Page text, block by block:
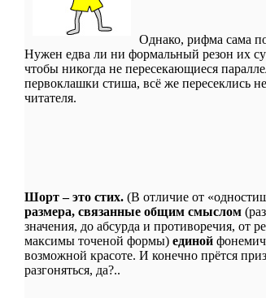
Однако, рифма сама
Нужен едва ли ни формальный резон их
чтобы никогда не пересекающиеся
первоклашки стиша, всё же пересеклись
читателя.
Шорт – это стих. (В отличие от
размера, связанные общим смыслом
значения, до абсурда и противоречия, от
максимы точеной формы) единой
возможной красоте. И конечно прётся
разгоняться, да?..